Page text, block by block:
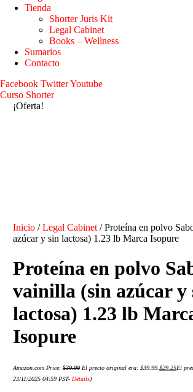
Tienda
Shorter Juris Kit
Legal Cabinet
Books – Wellness
Sumarios
Contacto
Facebook TwitterYoutube
Curso Shorter
¡Oferta!
Inicio /Legal Cabinet / Proteína en polvo
azúcar y sin lactosa) 1.23 lb Marca Isopure
Proteína en polvo
vainilla (sin azúcar y
lactosa) 1.23 lb
Isopure
Amazon.com Price:$39.99 El precio original era: $39.99.$29.25El
23/11/2025 04:59 PST- Details)